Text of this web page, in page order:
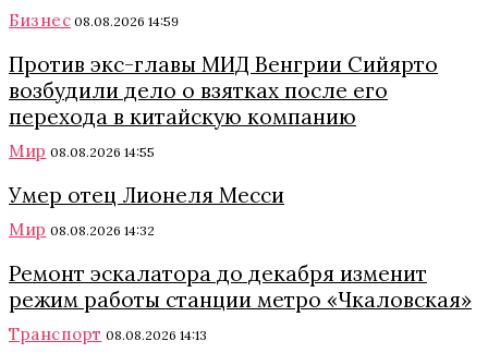
Бизнес 08.08.2026 14:59
Против экс-главы МИД Венгрии Сийярто
возбудили дело о взятках после его
перехода в китайскую компанию
Мир 08.08.2026 14:55
Умер отец Лионеля Месси
Мир 08.08.2026 14:32
Ремонт эскалатора до декабря изменит
режим работы станции метро «Чкаловская»
Транспорт 08.08.2026 14:13